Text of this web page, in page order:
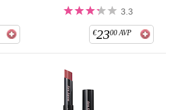
3.3
€2300 AVP